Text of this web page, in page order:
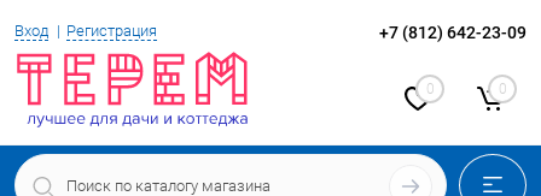
Вход Регистрация +7 (812) 642-23-09
0 0